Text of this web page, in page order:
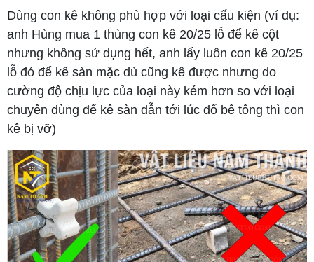
Dùng con kê không phù hợp với loại cấu kiện (ví dụ:
anh Hùng mua 1 thùng con kê 20/25 lỗ để kê cột
nhưng không sử dụng hết, anh lấy luôn con kê 20/25
lỗ đó để kê sàn mặc dù cũng kê được nhưng do
cường độ chịu lực của loại này kém hơn so với loại
chuyên dùng để kê sàn dẫn tới lúc đổ bê tông thì con
kê bị vỡ)